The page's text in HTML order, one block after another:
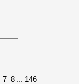
7 8... 146